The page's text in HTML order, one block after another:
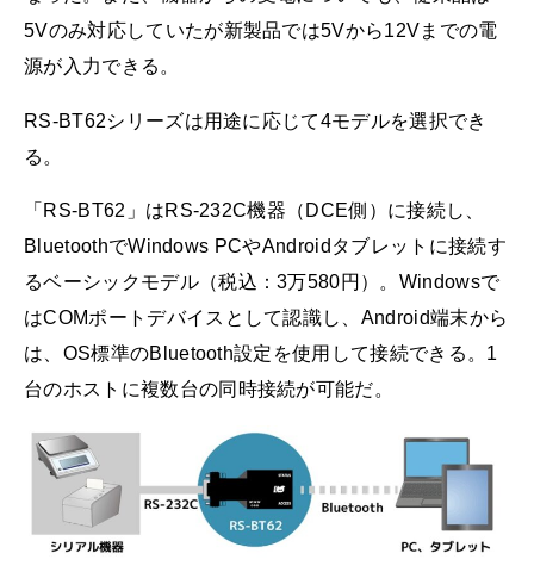
5Vのみ対応していたが新製品では5Vから12Vまでの電
源が入力できる。
RS-BT62シリーズは用途に応じて4モデルを選択でき
る。
「RS-BT62」はRS-232C機器（DCE側）に接続し、
BluetoothでWindows PCやAndroidタブレットに接続す
るベーシックモデル（税込：3万580円）。Windowsで
はCOMポートデバイスとして認識し、Android端末から
は、OS標準のBluetooth設定を使用して接続できる。1
台のホストに複数台の同時接続が可能だ。